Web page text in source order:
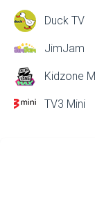
Duck TV
JimJam
Kidzone
TV3 Mini